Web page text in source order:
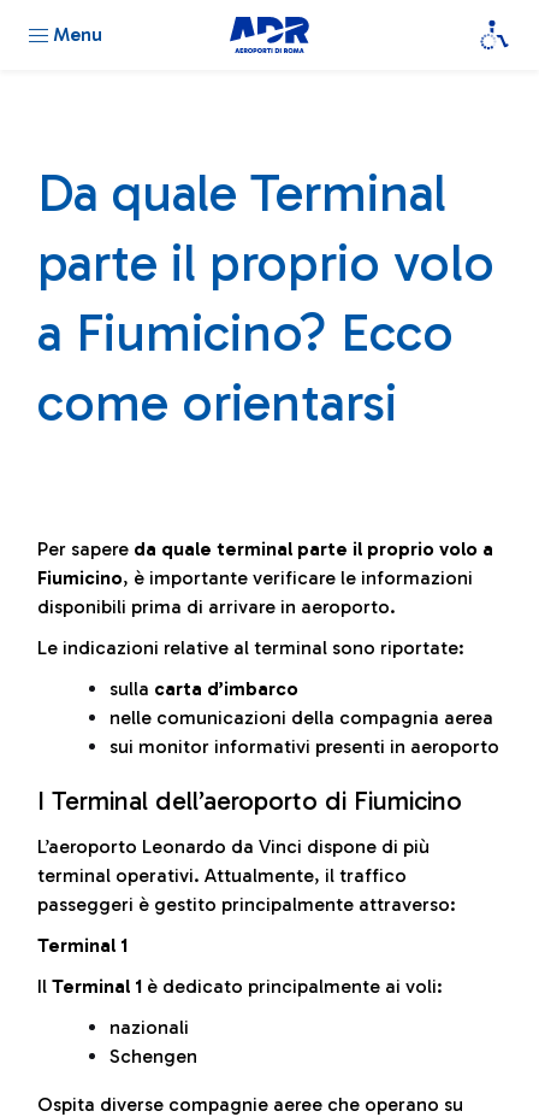
Menu
Da quale Terminal
parte il proprio volo
a Fiumicino? Ecco
come orientarsi
Per sapere da quale terminal parte il proprio volo a
Fiumicino, è importante verificare le informazioni
disponibili prima di arrivare in aeroporto.
Le indicazioni relative al terminal sono riportate:
sulla carta d’imbarco
nelle comunicazioni della compagnia aerea
sui monitor informativi presenti in aeroporto
I Terminal dell’aeroporto di Fiumicino
L’aeroporto Leonardo da Vinci dispone di più
terminal operativi. Attualmente, il traffico
passeggeri è gestito principalmente attraverso:
Terminal 1
Il Terminal 1 è dedicato principalmente ai voli:
nazionali
Schengen
Ospita diverse compagnie aeree che operano su